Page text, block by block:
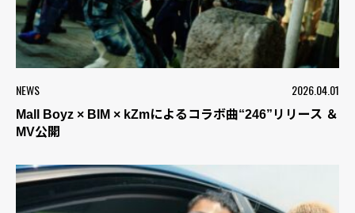
NEWS 2026.04.01
Mall Boyz × BIM × kZmによるコラボ曲“246”リリース ＆
MV公開